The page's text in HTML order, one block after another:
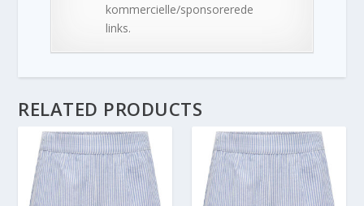
kommercielle/sponsorerede
links.
RELATED PRODUCTS